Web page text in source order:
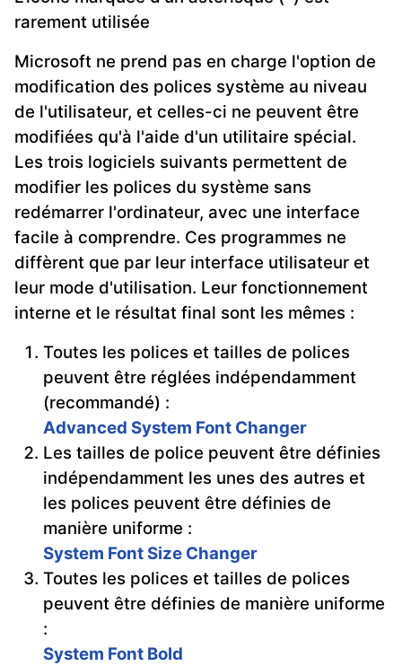
rarement utilisée
Microsoft ne prend pas en charge l'option de
modification des polices système au niveau
de l'utilisateur, et celles-ci ne peuvent être
modifiées qu'à l'aide d'un utilitaire spécial.
Les trois logiciels suivants permettent de
modifier les polices du système sans
redémarrer l'ordinateur, avec une interface
facile à comprendre. Ces programmes ne
diffèrent que par leur interface utilisateur et
leur mode d'utilisation. Leur fonctionnement
interne et le résultat final sont les mêmes :
Toutes les polices et tailles de polices
peuvent être réglées indépendamment
(recommandé) :
Advanced System Font Changer
Les tailles de police peuvent être définies
indépendamment les unes des autres et
les polices peuvent être définies de
manière uniforme :
System Font Size Changer
Toutes les polices et tailles de polices
peuvent être définies de manière uniforme
:
System Font Bold